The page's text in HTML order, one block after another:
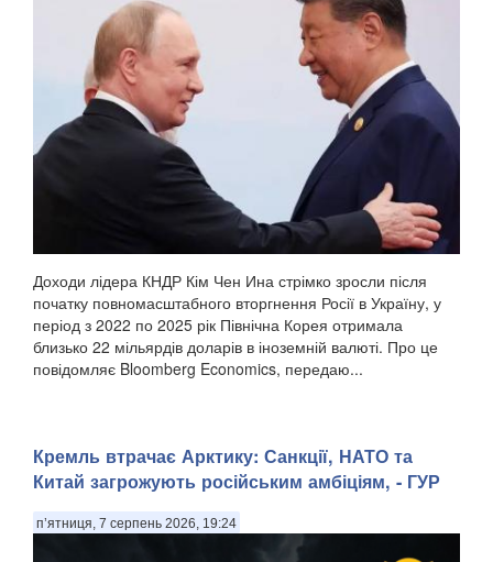
Доходи лідера КНДР Кім Чен Ина стрімко зросли після
початку повномасштабного вторгнення Росії в Україну, у
період з 2022 по 2025 рік Північна Корея отримала
близько 22 мільярдів доларів в іноземній валюті. Про це
повідомляє Bloomberg Economics, передаю...
Кремль втрачає Арктику: Санкції, НАТО та
Китай загрожують російським амбіціям, - ГУР
п’ятниця, 7 серпень 2026, 19:24